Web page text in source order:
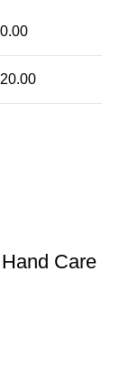
Care